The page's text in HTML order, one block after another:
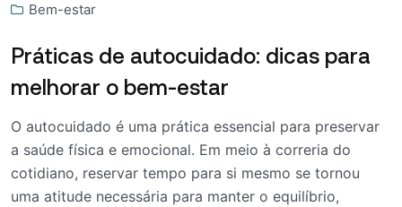
Bem-estar
Práticas de autocuidado: dicas para
melhorar o bem-estar
O autocuidado é uma prática essencial para preservar
a saúde física e emocional. Em meio à correria do
cotidiano, reservar tempo para si mesmo se tornou
uma atitude necessária para manter o equilíbrio,